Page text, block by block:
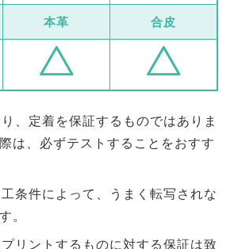
本革 合皮
、定着を保証するものではありま
は、必ずテストすることをおすす
条件によって、うまく転写されな
。
リントするものに対する保証は致